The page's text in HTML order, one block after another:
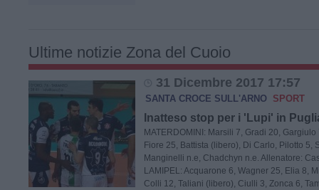
Ultime notizie Zona del Cuoio
31 Dicembre 2017 17:57
SANTA CROCE SULL'ARNO SPORT
Inatteso stop per i 'Lupi' in
MATERDOMINI: Marsili 7, Gradi 20,
Fiore 25, Battista (libero), Di Carlo, Pilotto 5,
Manginelli n.e, Chadchyn n.e. Allenatore:
LAMIPEL: Acquarone 6, Wagner 25, Elia 8,
Colli 12, Taliani (libero), Ciulli 3, Zonca 6,